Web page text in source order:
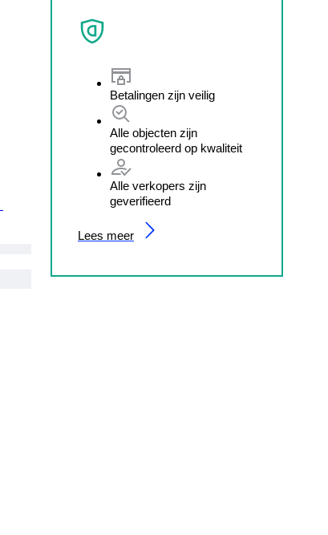
Betalingen zijn veilig
Alle objecten zijn
gecontroleerd op kwaliteit
Alle verkopers zijn
geverifieerd
Lees meer